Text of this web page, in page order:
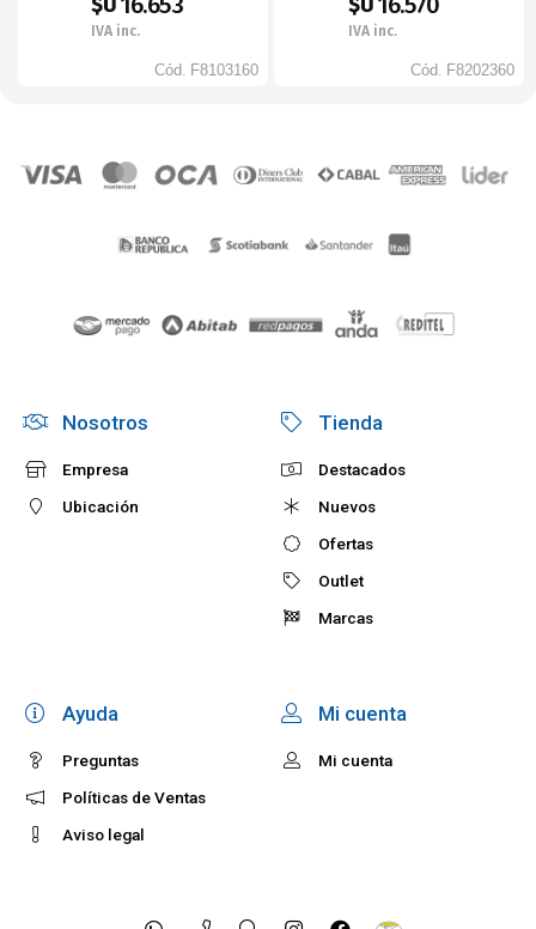
$U
IVA inc.
Cód. F8103160
$U
IVA inc.
Cód. F8202360
Nosotros
Empresa
Ubicación
Tienda
Destacados
Nuevos
Ofertas
Outlet
Marcas
Ayuda
Preguntas
Políticas de Ventas
Aviso legal
Mi cuenta
Mi cuenta